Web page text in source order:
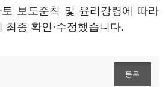
보도준칙 및 윤리강령에 따라
최종 확인·수정했습니다.